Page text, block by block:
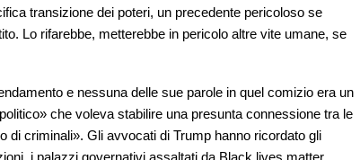
transizione dei poteri, un precedente pericoloso se
Lo rifarebbe, metterebbe in pericolo altre vite umane, se
e nessuna delle sue parole in quel comizio era un
che voleva stabilire una presunta connessione tra le
di criminali». Gli avvocati di Trump hanno ricordato gli